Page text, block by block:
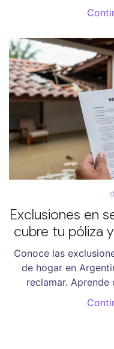
pólizas básicas.
qué
Exclusiones en
cubre tu póliza
Conoce las
de hogar en
reclamar.
coberturas